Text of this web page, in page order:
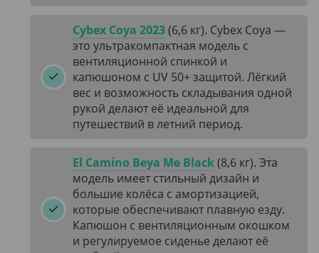
Cybex Coya 2023(6,6 кг). Cybex Coya —
это ультракомпактная модель с
вентиляционной спинкой и
капюшоном с UV 50+ защитой. Лёгкий
вес и возможность складывания одной
рукой делают её идеальной для
путешествий в летний период.
El Camino Beya Me Black(8,6 кг). Эта
модель имеет стильный дизайн и
большие колёса с амортизацией,
которые обеспечивают плавную езду.
Капюшон с вентиляционным окошком
и регулируемое сиденье делают её